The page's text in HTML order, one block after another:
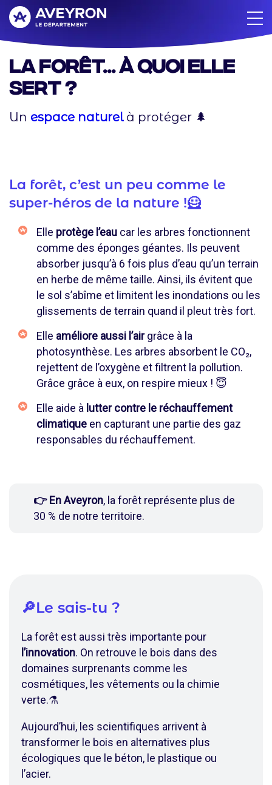
Aller
au
contenu
principal
La Forêt... à quoi elle
sert ?
Un espace naturelà protéger 🌲
La forêt, c’est un peu comme le
super-héros de la nature !🦸
Elle protège l’eau car les arbres fonctionnent
comme des éponges géantes. Ils peuvent
absorber jusqu’à 6 fois plus d’eau qu’un terrain
en herbe de même taille. Ainsi, ils évitent que
le sol s’abîme et limitent les inondations ou les
glissements de terrain quand il pleut très fort.
Elle améliore aussi l’airgrâce à la
photosynthèse. Les arbres absorbent le CO₂,
rejettent de l’oxygène et filtrent la pollution.
Grâce grâce à eux, on respire mieux ! 😇
Elle aide à lutter contre le réchauffement
climatique en capturant une partie des gaz
responsables du réchauffement.
👉 En Aveyron, la forêt représente plus de
30 % de notre territoire.
🔎Le sais-tu ?
La forêt est aussi très importante pour
l’innovation. On retrouve le bois dans des
domaines surprenants comme les
cosmétiques, les vêtements ou la chimie
verte.⚗️
Aujourd’hui, les scientifiques arrivent à
transformer le bois en alternatives plus
écologiques que le béton, le plastique ou
l’acier.